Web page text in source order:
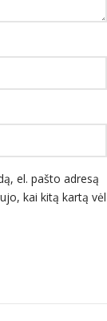
el. pašto adresą
kai kitą kartą vėl